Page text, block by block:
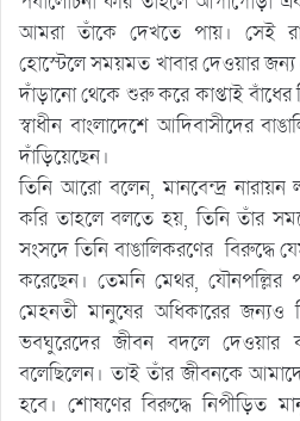
আমরা তাঁকে দেখতে পায়। সেই
হোস্টেলে সময়মত খাবার দেওয়ার
দাঁড়ানো থেকে শুরু করে কাপ্তাই বাঁধের
স্বাধীন বাংলাদেশে আদিবাসীদের
দাঁড়িয়েছেন।
তিনি আরো বলেন, মানবেন্দ্র নারায়ন
করি তাহলে বলতে হয়, তিনি তাঁর
সংসদে তিনি বাঙালিকরণের
করেছেন। তেমনি মেথর,
মেহনতী মানুষের অধিকারের
ভবঘুরেদের জীবন বদলে দেওয়ার
বলেছিলেন। তাই তাঁর জীবনকে
হবে। শোষণের বিরুদ্ধে নিপীড়িত